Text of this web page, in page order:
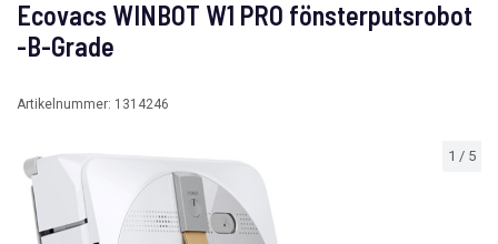
1 / 5
Ecovacs WINBOT W1 PRO fönsterputsrobot
-B-Grade
Artikelnummer: 1314246